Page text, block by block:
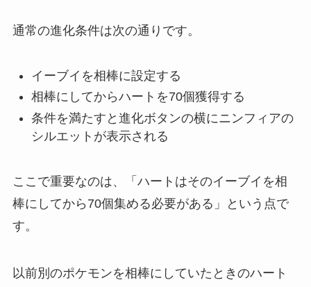
通常の進化条件は次の通りです。
イーブイを相棒に設定する
相棒にしてからハートを70個獲得する
条件を満たすと進化ボタンの横にニンフィアの
シルエットが表示される
ここで重要なのは、「ハートはそのイーブイを相
棒にしてから70個集める必要がある」という点で
す。
以前別のポケモンを相棒にしていたときのハート